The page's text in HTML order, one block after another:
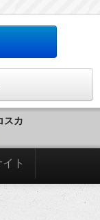
スカ
ト